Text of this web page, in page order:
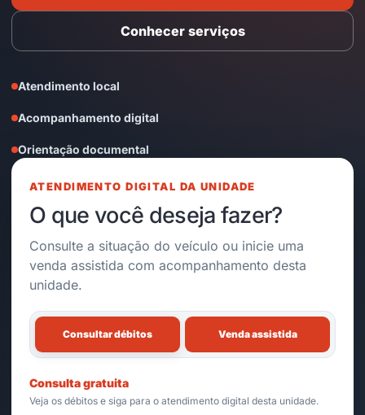
Conhecer serviços
Atendimento local
Acompanhamento digital
Orientação documental
ATENDIMENTO DIGITAL DA UNIDADE
O que você deseja fazer?
Consulte a situação do veículo ou inicie uma
venda assistida com acompanhamento desta
unidade.
Consultar débitos Venda assistida
Consulta gratuita
Veja os débitos e siga para o atendimento digital desta unidade.